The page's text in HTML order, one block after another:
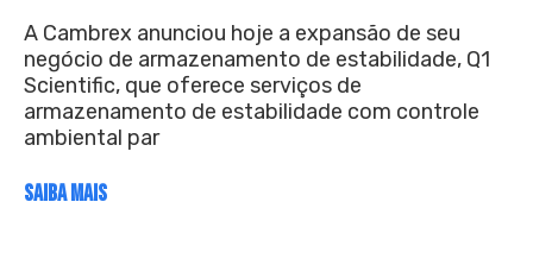
A Cambrex anunciou hoje a expansão de seu
negócio de armazenamento de estabilidade, Q1
Scientific, que oferece serviços de
armazenamento de estabilidade com controle
ambiental par
SAIBA MAIS